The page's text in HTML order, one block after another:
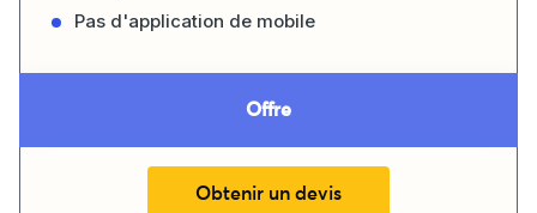
Pas d'application de mobile
Offre
Obtenir un devis